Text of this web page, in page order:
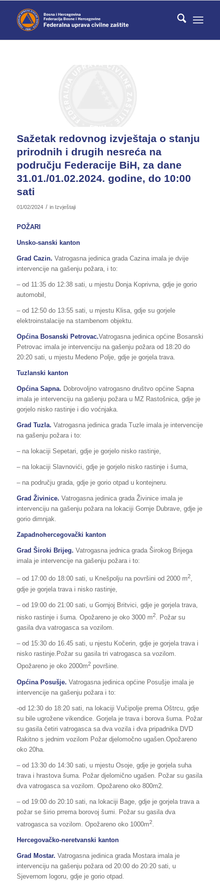
Sažetak redovnog izvještaja o stanju
prirodnih i drugih nesreća na
području Federacije BiH, za dane
31.01./01.02.2024. godine, do 10:00
sati
01/02/2024 / in Izvještaji
POŽARI
Unsko-sanski kanton
Grad Cazin. Vatrogasna jedinica grada Cazina imala je dvije
intervencije na gašenju požara, i to:
– od 11:35 do 12:38 sati, u mjestu Donja Koprivna, gdje je gorio
automobil,
– od 12:50 do 13:55 sati, u mjestu Klisa, gdje su gorjele
elektroinstalacije na stambenom objektu.
Općina Bosanski Petrovac.Vatrogasna jedinica općine Bosanski
Petrovac imala je intervenciju na gašenju požara od 18:20 do
20:20 sati, u mjestu Medeno Polje, gdje je gorjela trava.
Tuzlanski kanton
Općina Sapna. Dobrovoljno vatrogasno društvo općine Sapna
imala je intervenciju na gašenju požara u MZ Rastošnica, gdje je
gorjelo nisko rastinje i dio voćnjaka.
Grad Tuzla. Vatrogasna jedinica grada Tuzle imala je intervencije
na gašenju požara i to:
– na lokaciji Sepetari, gdje je gorjelo nisko rastinje,
– na lokaciji Slavnovići, gdje je gorjelo nisko rastinje i šuma,
– na području grada, gdje je gorio otpad u kontejneru.
Grad Živinice. Vatrogasna jedinica grada Živinice imala je
intervenciju na gašenju požara na lokaciji Gornje Dubrave, gdje je
gorio dimnjak.
Zapadnohercegovački kanton
Grad Široki Brijeg. Vatrogasna jednica grada Širokog Brijega
imala je intervencije na gašenju požara i to:
– od 17:00 do 18:00 sati, u Knešpolju na površini od 2000 m2,
gdje je gorjela trava i nisko rastinje,
– od 19:00 do 21:00 sati, u Gornjoj Britvici, gdje je gorjela trava,
nisko rastinje i šuma. Opožareno je oko 3000 m2. Požar su
gasila dva vatrogasca sa vozilom.
– od 15:30 do 16.45 sati, u njestu Kočerin, gdje je gorjela trava i
nisko rastinje.Požar su gasila tri vatrogasca sa vozilom.
Opožareno je oko 2000m2površine.
Općina Posušje. Vatrogasna jedinica općine Posušje imala je
intervencije na gašenju požara i to:
-od 12:30 do 18:20 sati, na lokaciji Vučipolje prema Oštrcu, gdje
su bile ugrožene vikendice. Gorjela je trava i borova šuma. Požar
su gasila četiri vatrogasca sa dva vozila i dva pripadnika DVD
Rakitno s jednim vozilom Požar djelomočno ugašen.Opožareno
oko 20ha.
– od 13:30 do 14:30 sati, u mjestu Osoje, gdje je gorjela suha
trava i hrastova šuma. Požar djelomično ugašen. Požar su gasila
dva vatrogasca sa vozilom. Opožareno oko 800m2.
– od 19:00 do 20:10 sati, na lokaciji Bage, gdje je gorjela trava a
požar se širio prrema borovoj šumi. Požar su gasila dva
vatrogasca sa vozilom. Opožareno oko 1000m2.
Hercegovačko-neretvanski kanton
Grad Mostar. Vatrogasna jedinica grada Mostara imala je
intervenciju na gašenju požara od 20:00 do 20:20 sati, u
Sjevernom logoru, gdje je gorio otpad.